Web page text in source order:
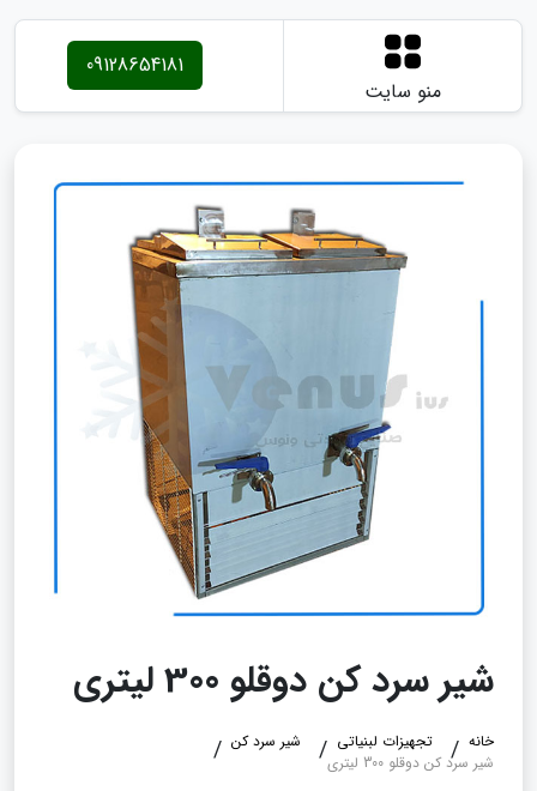
منو سایت
09128654181
شیر سرد کن دوقلو 300 لیتری
خانه تجهیزات لبنیاتی
شیر سرد کن
شیر سرد کن دوقلو 300 لیتری